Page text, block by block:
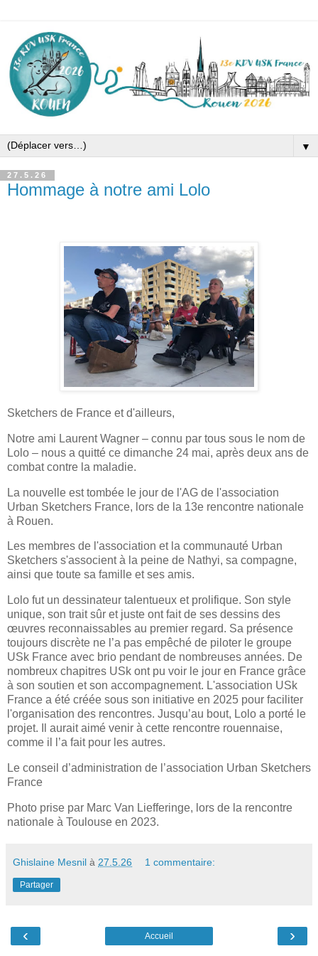
▼
27.5.26
Hommage à notre ami Lolo
Sketchers de France et d'ailleurs,
Notre ami Laurent Wagner – connu par tous sous le nom de
Lolo – nous a quitté ce dimanche 24 mai, après deux ans de
combat contre la maladie.
La nouvelle est tombée le jour de l'AG de l'association
Urban Sketchers France, lors de la 13e rencontre nationale
à Rouen.
Les membres de l'association et la communauté Urban
Sketchers s'associent à la peine de Nathyi, sa compagne,
ainsi que toute sa famille et ses amis.
Lolo fut un dessinateur talentueux et prolifique. Son style
unique, son trait sûr et juste ont fait de ses dessins des
œuvres reconnaissables au premier regard. Sa présence
toujours discrète ne l’a pas empêché de piloter le groupe
USk France avec brio pendant de nombreuses années. De
nombreux chapitres USk ont pu voir le jour en France grâce
à son soutien et son accompagnement. L'association USk
France a été créée sous son initiative en 2025 pour faciliter
l'organisation des rencontres. Jusqu’au bout, Lolo a porté le
projet. Il aurait aimé venir à cette rencontre rouennaise,
comme il l’a fait pour les autres.
Le conseil d’administration de l’association Urban Sketchers
France
Photo prise par Marc Van Liefferinge, lors de la rencontre
nationale à Toulouse en 2023.
Ghislaine Mesnil à 27.5.26 1 commentaire:
Partager
‹ ›
Accueil